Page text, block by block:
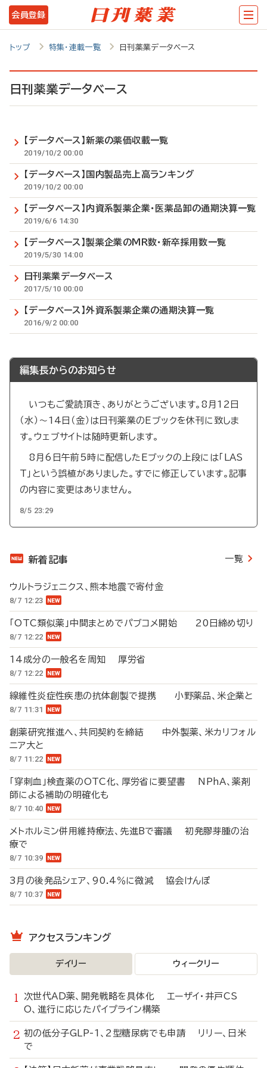
メ
イ
テ
に
動
会員登録
トップ 特集・連載一覧 日刊薬業データベース
日刊薬業データベース
【データベース】新薬の薬価収載一覧
2019/10/2 00:00
【データベース】国内製品売上高ランキング
2019/10/2 00:00
【データベース】内資系製薬企業・医薬品卸の通期決算一覧
2019/6/6 14:30
【データベース】製薬企業のMR数・新卒採用数一覧
2019/5/30 14:00
日刊薬業データベース
2017/5/10 00:00
【データベース】外資系製薬企業の通期決算一覧
2016/9/2 00:00
編集長からのお知らせ
いつもご愛読頂き、ありがとうございます。8月12日
（水）～14日（金）は日刊薬業のEブックを休刊に致しま
す。ウェブサイトは随時更新します。
8月6日午前5時に配信したEブックの上段には「LAS
T」という誤植がありました。すでに修正しています。記事
の内容に変更はありません。
8/5 23:29
新着記事 一覧
ウルトラジェニクス、熊本地震で寄付金
8/7 12:23
「OTC類似薬」中間まとめでパブコメ開始 20日締め切り
8/7 12:22
14成分の一般名を周知 厚労省
8/7 12:22
線維性炎症性疾患の抗体創製で提携 小野薬品、米企業と
8/7 11:31
創薬研究推進へ、共同契約を締結 中外製薬、米カリフォル
ニア大と
8/7 11:22
「穿刺血」検査薬のOTC化、厚労省に要望書 NPhA、薬剤
師による補助の明確化も
8/7 10:40
メトホルミン併用維持療法、先進Bで審議 初発膠芽腫の治
療で
8/7 10:39
3月の後発品シェア、90.4％に微減 協会けんぽ
8/7 10:37
アクセスランキング
デイリー ウィークリー
次世代AD薬、開発戦略を具体化 エーザイ・井戸CS
O、進行に応じたパイプライン構築
初の低分子GLP-1、2型糖尿病でも申請 リリー、日米
で